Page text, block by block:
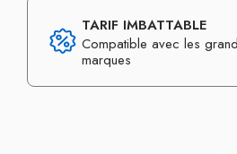
TARIF IMBATTABLE
Compatible avec les
marques